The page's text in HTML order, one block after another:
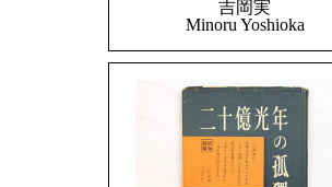
吉岡実
Minoru Yoshioka